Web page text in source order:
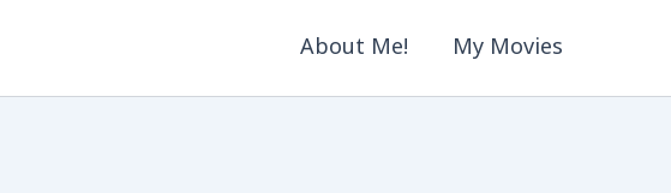
About Me! My Movies